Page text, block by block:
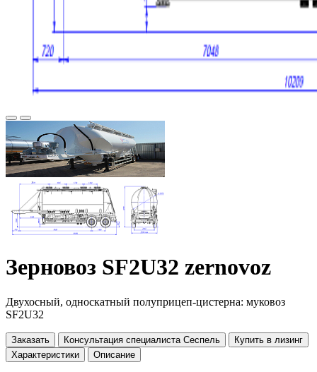
Зерновоз SF2U32 zernovoz
Двухосный, односкатный полуприцеп-цистерна: муковоз
SF2U32
Заказать Консультация специалиста Сеспель
Купить в лизинг
Характеристики
Описание